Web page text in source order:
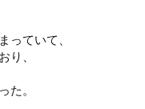
っていて、
り、
た。